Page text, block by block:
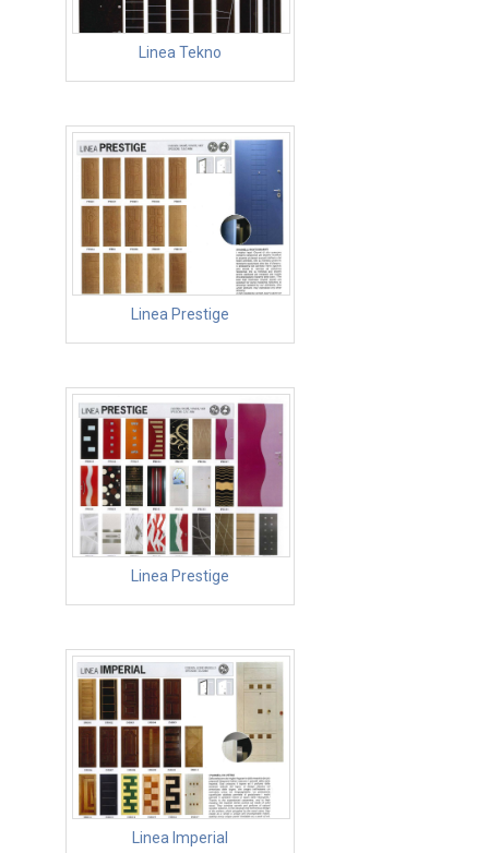
Linea Tekno
Linea Prestige
Linea Prestige
Linea Imperial